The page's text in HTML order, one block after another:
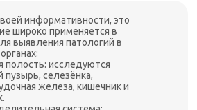
информативности, это
широко применяется в
выявления патологий в
полость: исследуются
селезёнка,
железа, кишечник и